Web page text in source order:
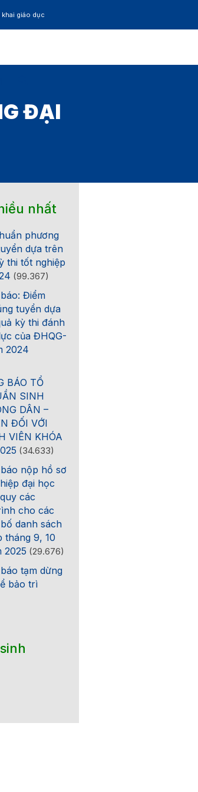
khai giáo dục
ĐẠI
nhất
phương
dựa trên
thi tốt nghiệp
(99.367)
Điểm
tuyển dựa
kỳ thi đánh
của ĐHQG-
2024
BÁO TỔ
SINH
DÂN –
ĐỐI VỚI
VIÊN KHÓA
(34.633)
nộp hồ sơ
đại học
các
cho các
danh sách
tháng 9, 10
2025 (29.676)
tạm dừng
bảo trì